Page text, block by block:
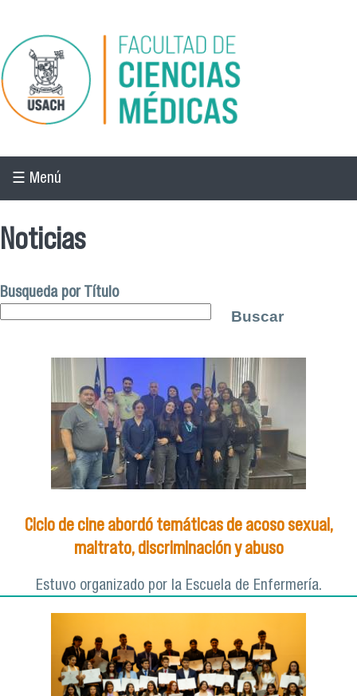
Pasar al contenido principal
☰ Menú
Noticias
Busqueda por Título
Ciclo de cine abordó temáticas de acoso sexual,
maltrato, discriminación y abuso
Estuvo organizado por la Escuela de Enfermería.